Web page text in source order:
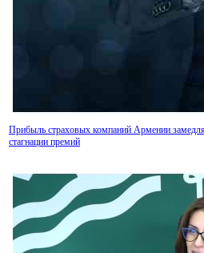
Глава Союза банков Армении представил
акций коммерческих банков
Прибыль страховых компаний Армении
стагнации премий